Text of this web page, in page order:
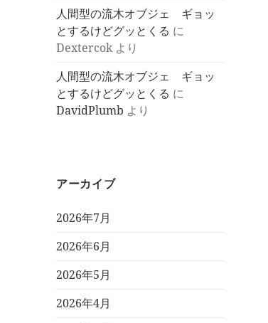
人間型の流木オブジェ ギョッ
とするけどグッとくる に
Dextercokより
人間型の流木オブジェ ギョッ
とするけどグッとくる に
DavidPlumb より
アーカイブ
2026年7月
2026年6月
2026年5月
2026年4月